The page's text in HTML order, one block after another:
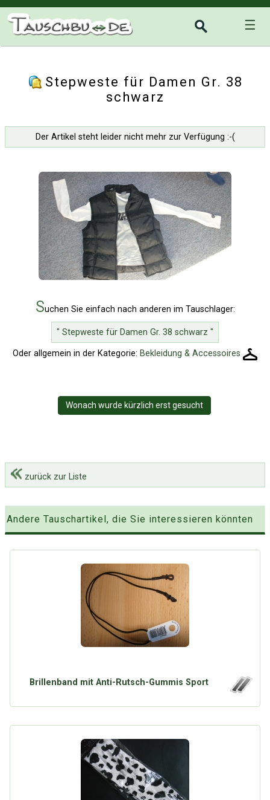
☰
Stepweste für Damen Gr. 38
schwarz
Der Artikel steht leider nicht mehr zur Verfügung :-(
Suchen Sie einfach nach anderen im Tauschlager:
" Stepweste für Damen Gr. 38 schwarz "
Oder allgemein in der Kategorie: Bekleidung & Accessoires
Wonach wurde kürzlich erst gesucht
zurück zur Liste
Andere Tauschartikel, die Sie interessieren könnten
Brillenband mit Anti-Rutsch-Gummis Sport